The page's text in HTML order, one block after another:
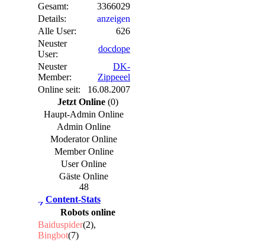
Gesamt:
3366029
Details:
anzeigen
Alle User:
626
Neuster
User:
docdope
Neuster
Member:
DK-
Zippeeel
Online seit:
16.08.2007
Jetzt Online (0)
Haupt-Admin Online
Admin Online
Moderator Online
Member Online
User Online
Gäste Online
48
Content-Stats
Robots online
Baiduspider(2),
Bingbot(7)